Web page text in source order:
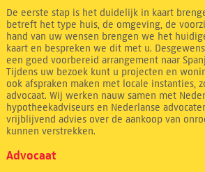
De eerste stap is het duidelijk in kaart
betreft het type huis, de omgeving, de
hand van uw wensen brengen we het
kaart en bespreken we dit met u.
een goed voorbereid arrangement naar
Tijdens uw bezoek kunt u projecten en
ook afspraken maken met locale instanties,
advocaat. Wij werken nauw samen met
hypotheekadviseurs en Nederlanse
vrijblijvend advies over de aankoop van
kunnen verstrekken.
Advocaat